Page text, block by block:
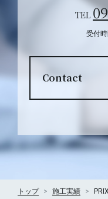
TEL
受付
Contact
トップ 施工実績